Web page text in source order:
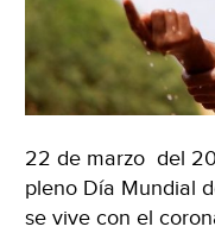
22 de marzo del
pleno Día Mundial
se vive con el